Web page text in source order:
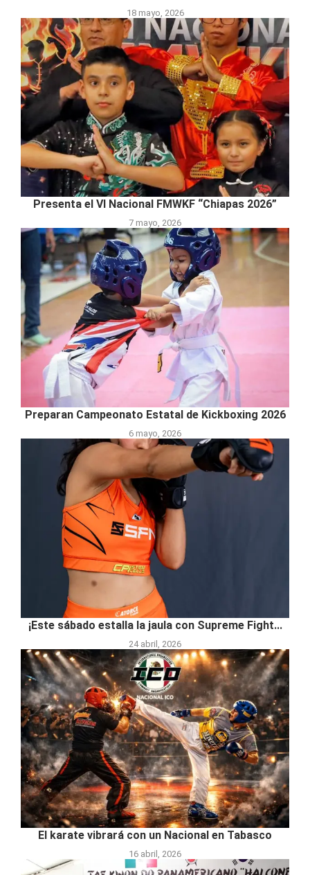
18 mayo, 2026
Presenta el VI Nacional FMWKF “Chiapas 2026”
7 mayo, 2026
Preparan Campeonato Estatal de Kickboxing 2026
6 mayo, 2026
¡Este sábado estalla la jaula con Supreme Fight...
24 abril, 2026
El karate vibrará con un Nacional en Tabasco
16 abril, 2026